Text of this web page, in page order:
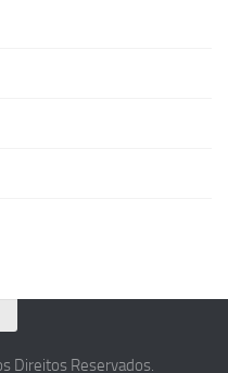
Direitos Reservados.